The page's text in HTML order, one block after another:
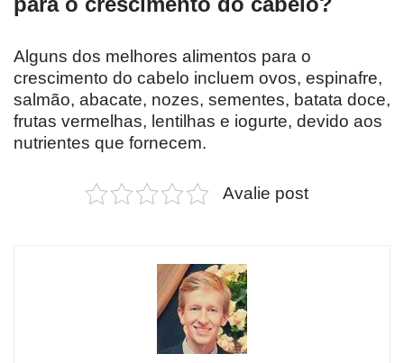
Alguns dos melhores alimentos para o
crescimento do cabelo incluem ovos, espinafre,
salmão, abacate, nozes, sementes, batata doce,
frutas vermelhas, lentilhas e iogurte, devido aos
nutrientes que fornecem.
Avalie post